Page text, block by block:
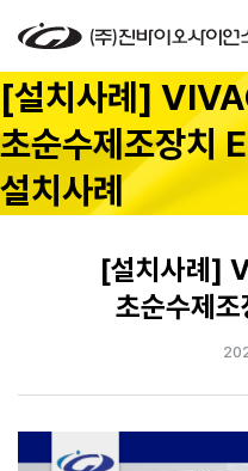
[설치사례]
초순수제조장치
설치사례
[설치사례]
초순수제